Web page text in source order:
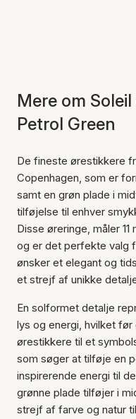
Mere om
Petrol Green
De fineste ørestikkere
Copenhagen, som er
samt en grøn plade i
tilføjelse til enhver
Disse øreringe, måler 11
og er det perfekte valg
ønsker et elegant og
et strejf af unikke
En solformet detalje
lys og energi, hvilket før
ørestikkere til et
som søger at tilføje en
inspirerende energi til
grønne plade tilføjer i
strejf af farve og natur